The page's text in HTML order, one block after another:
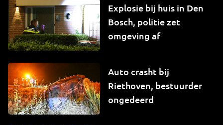
Explosie bij huis in Den
Bosch, politie zet
omgeving af
Auto crasht bij
Riethoven, bestuurder
ongedeerd